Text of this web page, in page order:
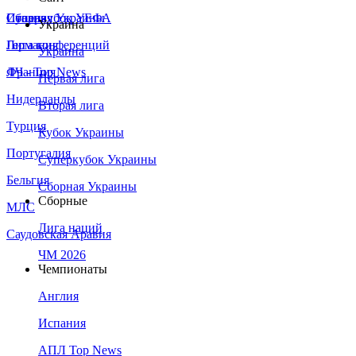
Сборная Украины
Италия
Германия
Франция
Нидерланды
Турция
Португалия
Бельгия
МЛС
Саудовская Аравия
Суперкубок УЕФА
Лига конференций
ЛЧ - Top News
Украина
Украина
Первая лига
Вторая лига
Кубок Украины
Суперкубок Украины
Сборная Украины
Сборные
Лига наций
ЧМ 2026
Чемпионаты
Англия
Испания
АПЛ Top News